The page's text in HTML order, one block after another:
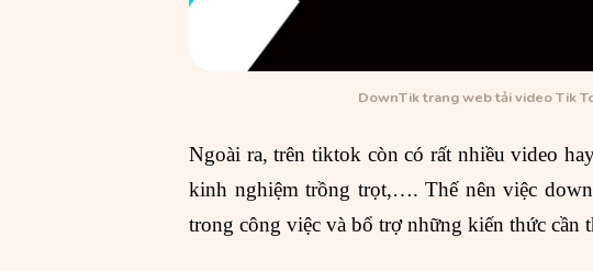
DownTik trang web tải video Tik
Ngoài ra, trên tiktok còn có rất nhiều video
kinh nghiệm trồng trọt,…. Thế nên việc
trong công việc và bổ trợ những kiến thức cần